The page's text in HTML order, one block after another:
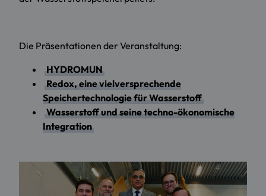
Die Präsentationen der Veranstaltung:
HYDROMUN
Redox, eine vielversprechende
Speichertechnologie für Wasserstoff
Wasserstoff und seine techno-ökonomische
Integration